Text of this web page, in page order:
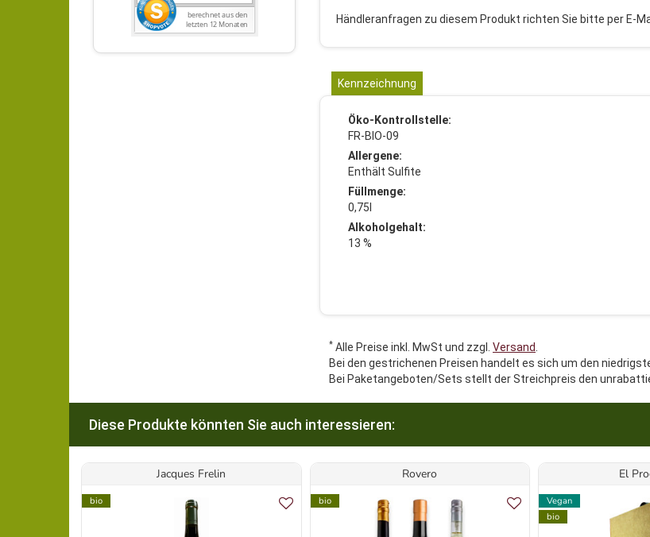
Händleranfragen zu diesem Produkt richten Sie bitte per E-
Kennzeichnung
Öko-Kontrollstelle:
FR-BIO-09
Allergene:
Enthält Sulfite
Füllmenge:
0,75l
Alkoholgehalt:
13 %
* Alle Preise inkl. MwSt und zzgl. Versand
Bei den gestrichenen Preisen handelt es sich um den
Bei Paketangeboten/Sets stellt der Streichpreis den
Diese Produkte könnten Sie auch interessieren:
Jacques Frelin
bio
Rovero
bio
El
Vegan
bio